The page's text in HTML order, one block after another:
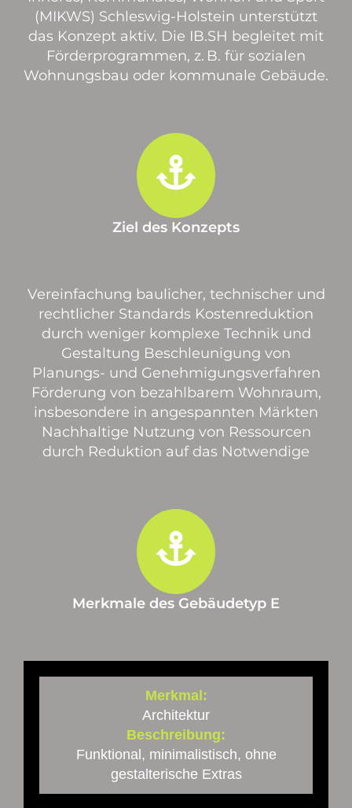
(MIKWS) Schleswig-Holstein unterstützt
das Konzept aktiv. Die IB.SH begleitet mit
Förderprogrammen, z. B. für sozialen
Wohnungsbau oder kommunale Gebäude.
Ziel des Konzepts
Vereinfachung baulicher, technischer und
rechtlicher Standards Kostenreduktion
durch weniger komplexe Technik und
Gestaltung Beschleunigung von
Planungs- und Genehmigungsverfahren
Förderung von bezahlbarem Wohnraum,
insbesondere in angespannten Märkten
Nachhaltige Nutzung von Ressourcen
durch Reduktion auf das Notwendige
Merkmale des Gebäudetyp E
Merkmal:
Architektur
Beschreibung:
Funktional, minimalistisch, ohne
gestalterische Extras